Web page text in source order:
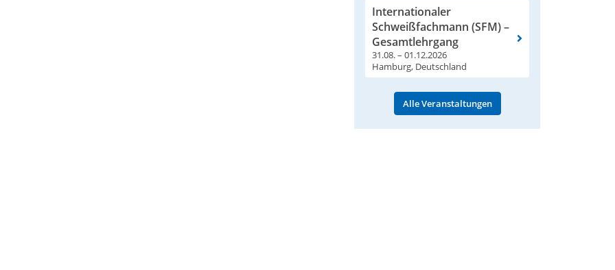
Internationaler
Schweißfachmann (SFM) –
Gesamtlehrgang
31.08. – 01.12.2026
Hamburg, Deutschland
Alle Veranstaltungen